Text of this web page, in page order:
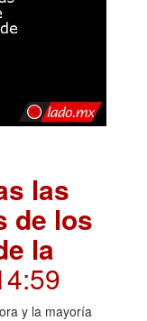
las
de los
la
y la mayoría